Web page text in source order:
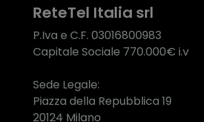
ReteTel Italia srl
P.Iva e C.F. 03016800983
Capitale Sociale 770.000€ i.v
Sede Legale:
Piazza della Repubblica 19
20124 Milano